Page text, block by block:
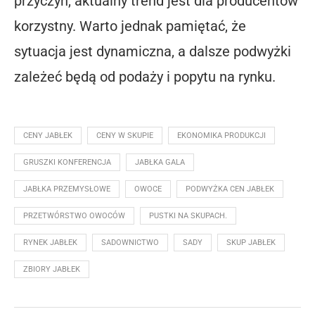
korzystny. Warto jednak pamiętać, że
sytuacja jest dynamiczna, a dalsze podwyżki
zależeć będą od podaży i popytu na rynku.
CENY JABŁEK CENY W SKUPIE EKONOMIKA PRODUKCJI
GRUSZKI KONFERENCJA JABŁKA GALA
JABŁKA PRZEMYSŁOWE OWOCE PODWYŻKA CEN JABŁEK
PRZETWÓRSTWO OWOCÓW PUSTKI NA SKUPACH.
RYNEK JABŁEK SADOWNICTWO SADY SKUP JABŁEK
ZBIORY JABŁEK